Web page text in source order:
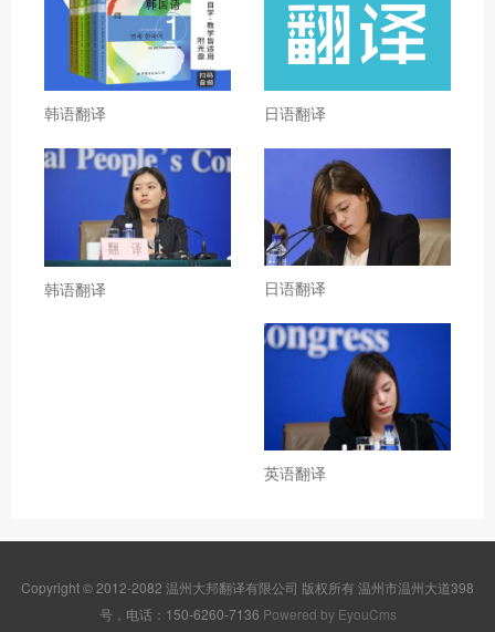
韩语翻译 日语翻译
韩语翻译 日语翻译
英语翻译
Copyright © 2012-2082 温州大邦翻译有限公司 版权所有 温州市温州大道398
号，电话：150-6260-7136 Powered by EyouCms